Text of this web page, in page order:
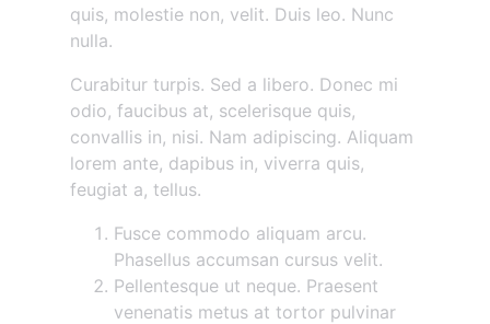
quis, molestie non, velit. Duis leo. Nunc
nulla.
Curabitur turpis. Sed a libero. Donec mi
odio, faucibus at, scelerisque quis,
convallis in, nisi. Nam adipiscing. Aliquam
lorem ante, dapibus in, viverra quis,
feugiat a, tellus.
Fusce commodo aliquam arcu.
Phasellus accumsan cursus velit.
Pellentesque ut neque. Praesent
venenatis metus at tortor pulvinar